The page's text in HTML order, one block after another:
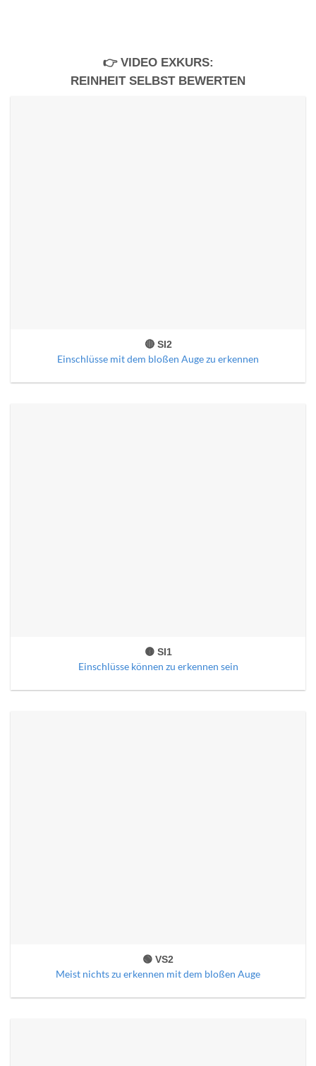
👉 VIDEO EXKURS:
REINHEIT SELBST BEWERTEN
🔴 SI2
Einschlüsse mit dem bloßen Auge zu erkennen
🟡 SI1
Einschlüsse können zu erkennen sein
🟢 VS2
Meist nichts zu erkennen mit dem bloßen Auge